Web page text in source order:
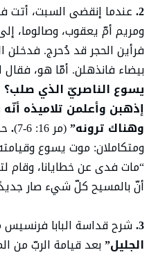
2. عندما إنقضى السبت، أتت
ومريم أمّ يعقوب، وصالوما،
فرأين الحجر قد دُحرج. فدخلن
بيضاء فانذهلن. أمّا هو،
يسوع الناصريّ الذي
إذهبن وأعلمن تلاميذه
وهناك ترونه”(مر 16: 6-7) .
ومتكاملان: موت يسوع
أنّ بالمسيح كلّ شيء صار
3. شرح قداسة البابا
الجليل”بعد قيامة الربّ من